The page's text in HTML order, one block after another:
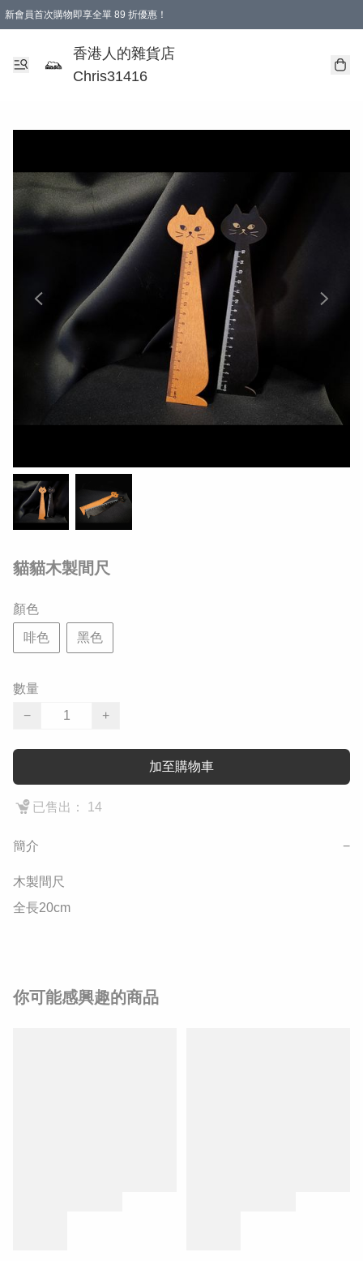
新會員首次購物即享全單 89 折優惠！
購物滿 HKD 499.00即享免運費優惠！（適用於 本地送貨、本地取貨 )
【滿 $300 專屬驚喜：無聲信物（最後一批）】
香港人的雜貨店
Chris31416
貓貓木製間尺
顏色
啡色 黑色
數量
−
+
加至購物車
已售出： 14
簡介 −
木製間尺
全長20cm
你可能感興趣的商品